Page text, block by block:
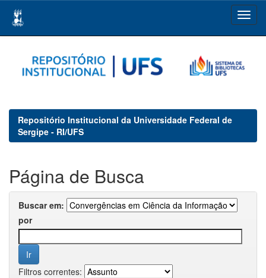
navigation
Repositório Institucional da Universidade Federal de
Sergipe - RI/UFS
Página de Busca
Buscar em:
por
Filtros correntes: